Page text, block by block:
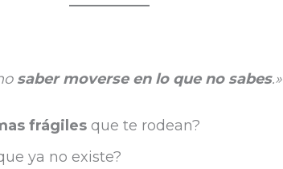
saber moverse en lo que no sabes.»
frágiles que te rodean?
ya no existe?